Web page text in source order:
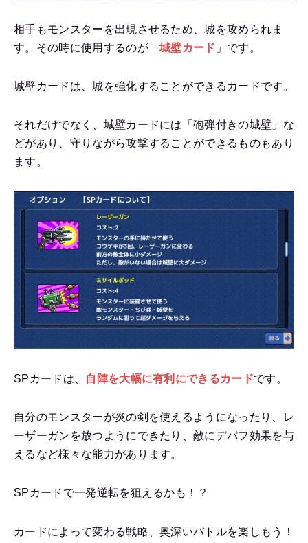
相手もモンスターを出現させるため、城を攻められま
す。その時に使用するのが「城壁カード 」です。
城壁カードは、城を強化することができるカードです。
それだけでなく、城壁カードには「砲弾付きの城壁」な
どがあり、守りながら攻撃することができるものもあり
ます。
SPカードは、 自陣を大幅に有利にできるカードです。
自分のモンスターが炎の剣を使えるようになったり、レ
ーザーガンを放つようにできたり、敵にデバフ効果を与
えるなど様々な能力があります。
SPカードで一発逆転を狙えるかも！？
カードによって変わる戦略、奥深いバトルを楽しもう！